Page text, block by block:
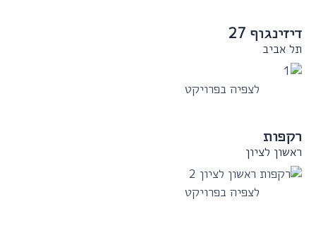
דיזינגוף 27
תל אביב
לצפיה בפרויקט
רקפות
ראשון לציון
לצפיה בפרויקט